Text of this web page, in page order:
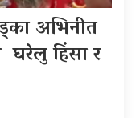
अभिनीत
घरेलु हिंसा र